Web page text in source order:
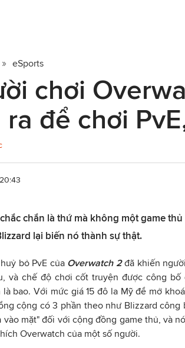
eSports
chơi
để chơi
chắn là thứ mà không một game
lại biến nó thành sự thật.
bỏ PvE của Overwatch 2đã khiến
và chế độ chơi cốt truyện được công
là bao. Với mức giá 15 đô la Mỹ để mở
cộng có 3 phần theo như Blizzard
vào mặt" đối với cộng đồng game thủ, và
Overwatch của một số người.